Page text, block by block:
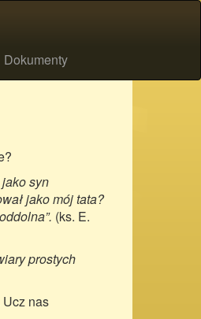
Dokumenty
syn
jako mój tata?
(ks. E.
prostych
nas